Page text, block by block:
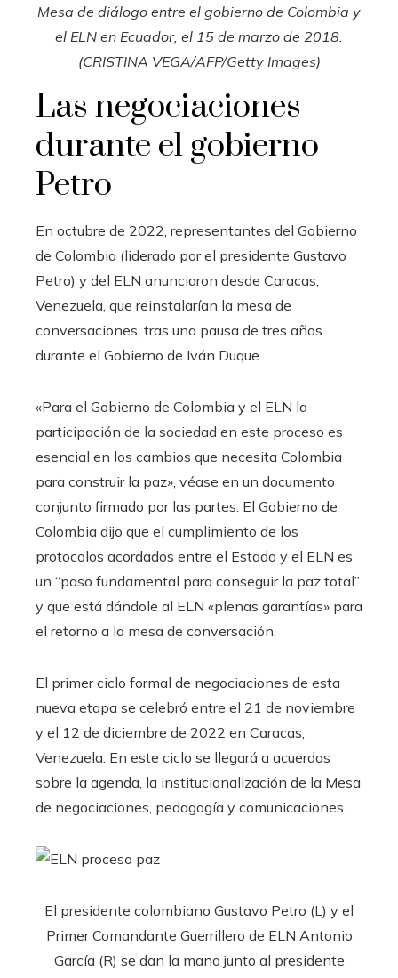
Mesa de diálogo entre el gobierno de Colombia y
el ELN en Ecuador, el 15 de marzo de 2018.
(CRISTINA VEGA/AFP/Getty Images)
Las negociaciones
durante el gobierno
Petro
En octubre de 2022, representantes del Gobierno
de Colombia (liderado por el presidente Gustavo
Petro) y del ELN anunciaron desde Caracas,
Venezuela, que reinstalarían la mesa de
conversaciones, tras una pausa de tres años
durante el Gobierno de Iván Duque.
«Para el Gobierno de Colombia y el ELN la
participación de la sociedad en este proceso es
esencial en los cambios que necesita Colombia
para construir la paz», véase en un documento
conjunto firmado por las partes. El Gobierno de
Colombia dijo que el cumplimiento de los
protocolos acordados entre el Estado y el ELN es
un “paso fundamental para conseguir la paz total”
y que está dándole al ELN «plenas garantías» para
el retorno a la mesa de conversación.
El primer ciclo formal de negociaciones de esta
nueva etapa se celebró entre el 21 de noviembre
y el 12 de diciembre de 2022 en Caracas,
Venezuela. En este ciclo se llegará a acuerdos
sobre la agenda, la institucionalización de la Mesa
de negociaciones, pedagogía y comunicaciones.
El presidente colombiano Gustavo Petro (L) y el
Primer Comandante Guerrillero de ELN Antonio
García (R) se dan la mano junto al presidente